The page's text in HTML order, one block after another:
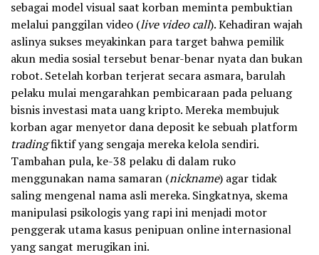
sebagai model visual saat korban meminta pembuktian
melalui panggilan video (live video call). Kehadiran wajah
aslinya sukses meyakinkan para target bahwa pemilik
akun media sosial tersebut benar-benar nyata dan bukan
robot. Setelah korban terjerat secara asmara, barulah
pelaku mulai mengarahkan pembicaraan pada peluang
bisnis investasi mata uang kripto. Mereka membujuk
korban agar menyetor dana deposit ke sebuah platform
tradingfiktif yang sengaja mereka kelola sendiri.
Tambahan pula, ke-38 pelaku di dalam ruko
menggunakan nama samaran (nickname) agar tidak
saling mengenal nama asli mereka. Singkatnya, skema
manipulasi psikologis yang rapi ini menjadi motor
penggerak utama kasus penipuan online internasional
yang sangat merugikan ini.